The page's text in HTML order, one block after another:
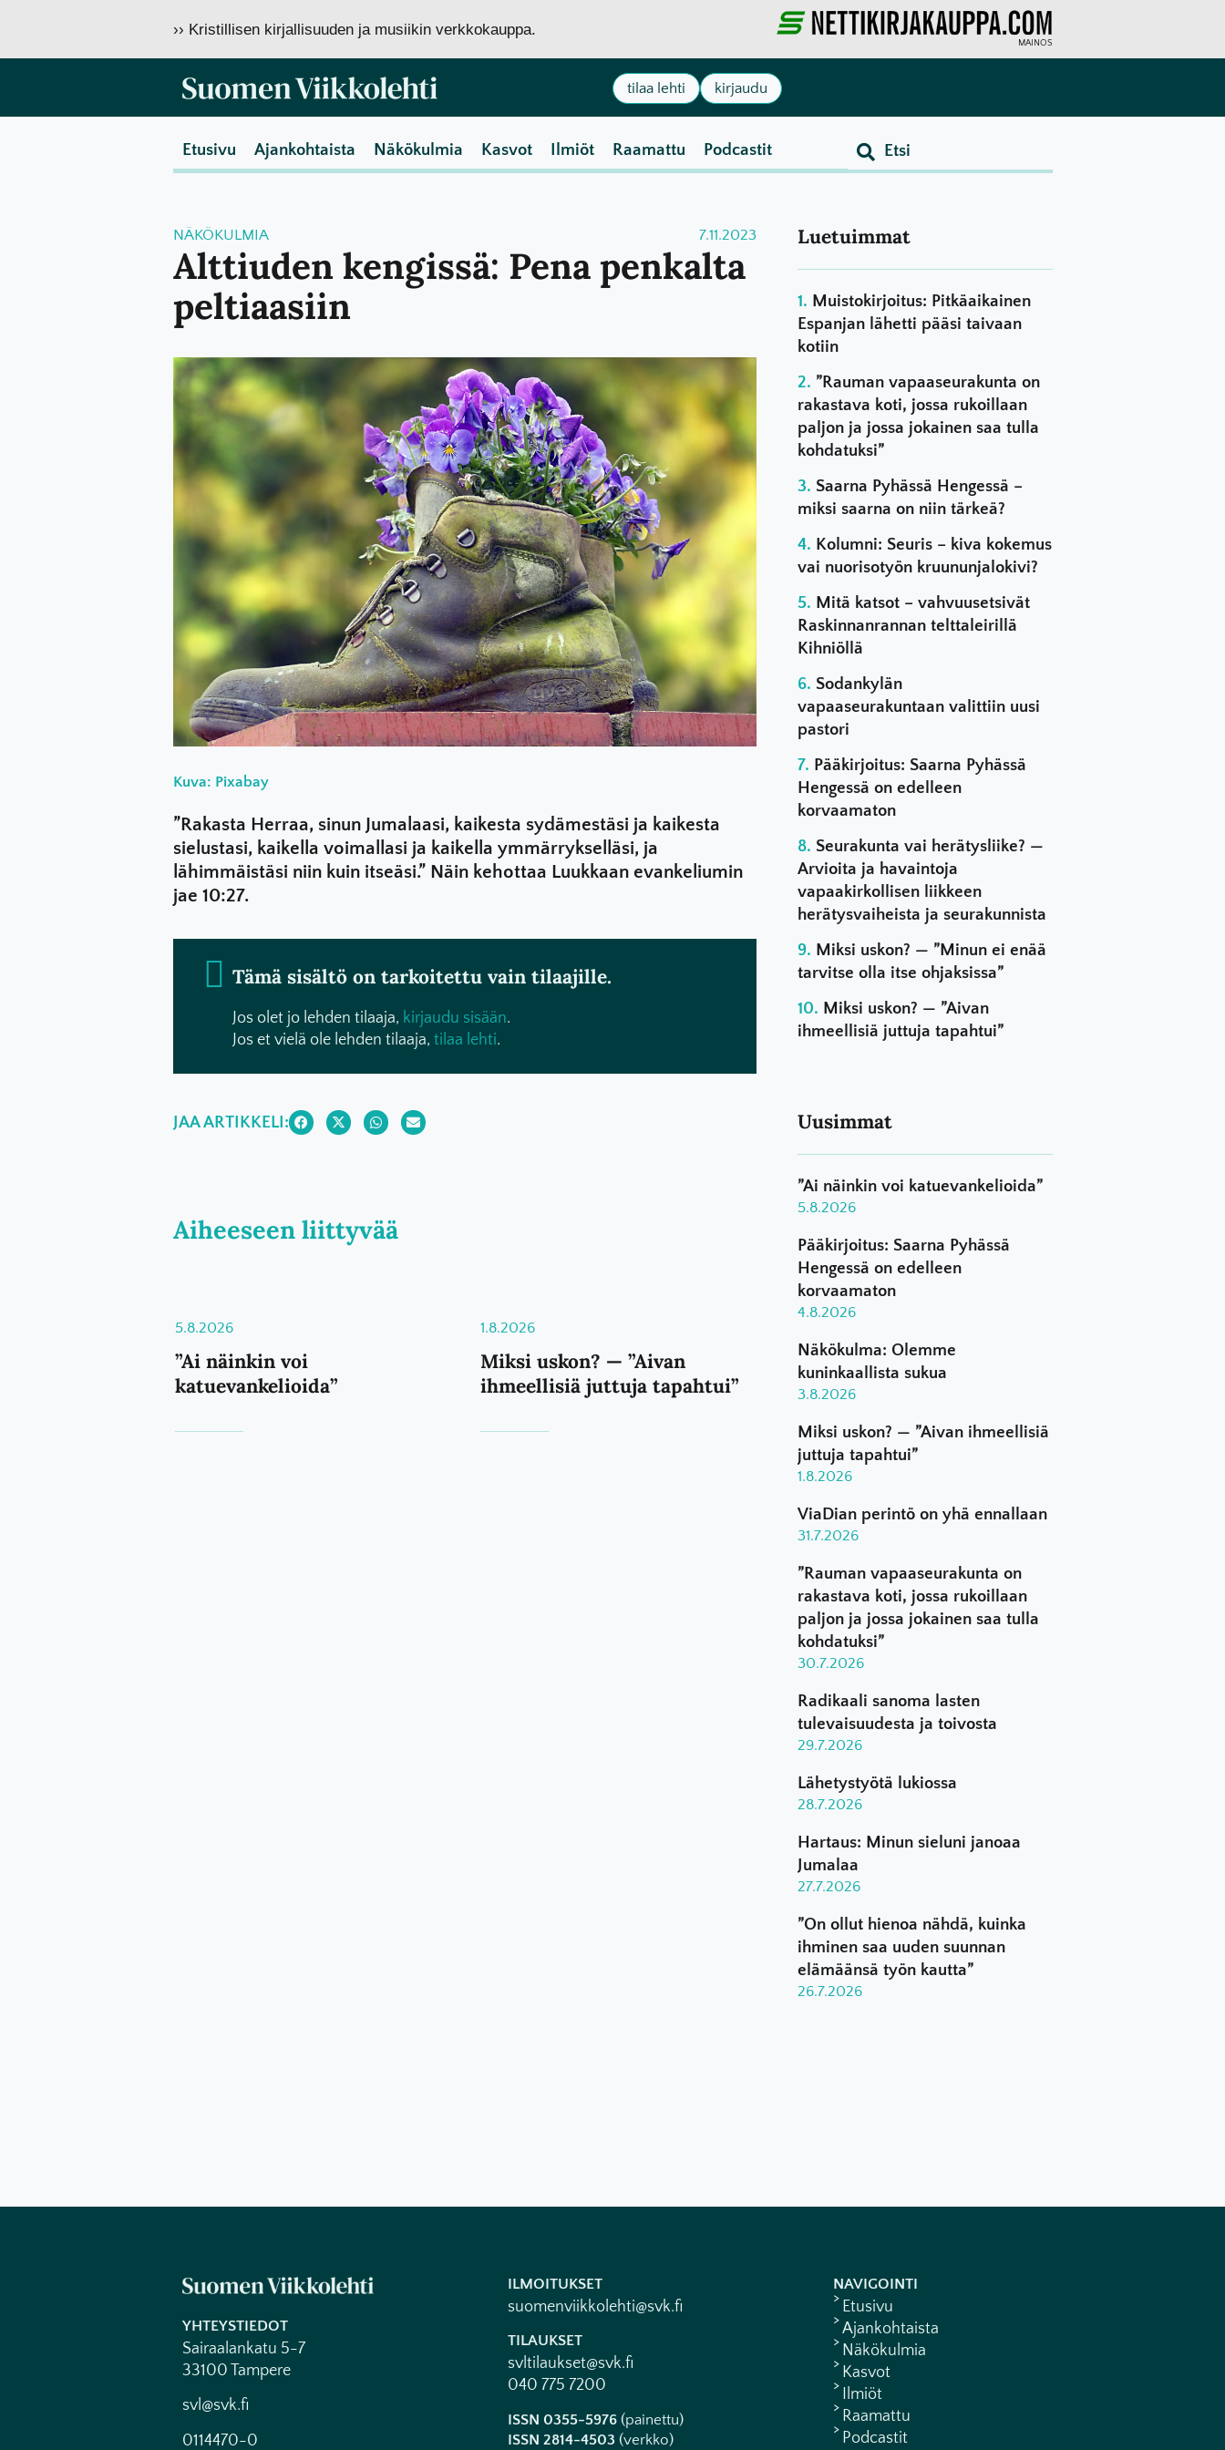
›› Kristillisen kirjallisuuden ja musiikin verkkokauppa.
MAINOS
tilaa lehti kirjaudu
Etusivu Ajankohtaista Näkökulmia Kasvot Ilmiöt Raamattu Podcastit
NÄKÖKULMIA 7.11.2023
Alttiuden kengissä: Pena penkalta
peltiaasiin
Kuva: Pixabay
”Rakasta Herraa, sinun Jumalaasi, kaikesta sydämestäsi ja kaikesta
sielustasi, kaikella voimallasi ja kaikella ymmärrykselläsi, ja
lähimmäistäsi niin kuin itseäsi.” Näin kehottaa Luukkaan evankeliumin
jae 10:27.
Tämä sisältö on tarkoitettu vain tilaajille.
Jos olet jo lehden tilaaja, kirjaudu sisään.
Jos et vielä ole lehden tilaaja, tilaa lehti.
JAA ARTIKKELI:
Aiheeseen liittyvää
5.8.2026
”Ai näinkin voi
katuevankelioida”
1.8.2026
Miksi uskon? — ”Aivan
ihmeellisiä juttuja tapahtui”
Luetuimmat
Muistokirjoitus: Pitkäaikainen
Espanjan lähetti pääsi taivaan
kotiin
”Rauman vapaaseurakunta on
rakastava koti, jossa rukoillaan
paljon ja jossa jokainen saa tulla
kohdatuksi”
Saarna Pyhässä Hengessä –
miksi saarna on niin tärkeä?
Kolumni: Seuris – kiva kokemus
vai nuorisotyön kruununjalokivi?
Mitä katsot – vahvuusetsivät
Raskinnanrannan telttaleirillä
Kihniöllä
Sodankylän
vapaaseurakuntaan valittiin uusi
pastori
Pääkirjoitus: Saarna Pyhässä
Hengessä on edelleen
korvaamaton
Seurakunta vai herätysliike? —
Arvioita ja havaintoja
vapaakirkollisen liikkeen
herätysvaiheista ja seurakunnista
Miksi uskon? — ”Minun ei enää
tarvitse olla itse ohjaksissa”
Miksi uskon? — ”Aivan
ihmeellisiä juttuja tapahtui”
Uusimmat
”Ai näinkin voi katuevankelioida”
5.8.2026
Pääkirjoitus: Saarna Pyhässä
Hengessä on edelleen
korvaamaton
4.8.2026
Näkökulma: Olemme
kuninkaallista sukua
3.8.2026
Miksi uskon? — ”Aivan ihmeellisiä
juttuja tapahtui”
1.8.2026
ViaDian perintö on yhä ennallaan
31.7.2026
”Rauman vapaaseurakunta on
rakastava koti, jossa rukoillaan
paljon ja jossa jokainen saa tulla
kohdatuksi”
30.7.2026
Radikaali sanoma lasten
tulevaisuudesta ja toivosta
29.7.2026
Lähetystyötä lukiossa
28.7.2026
Hartaus: Minun sieluni janoaa
Jumalaa
27.7.2026
”On ollut hienoa nähdä, kuinka
ihminen saa uuden suunnan
elämäänsä työn kautta”
26.7.2026
YHTEYSTIEDOT
Sairaalankatu 5-7
33100 Tampere
svl@svk.fi
0114470-0
ILMOITUKSET
suomenviikkolehti@svk.fi
TILAUKSET
svltilaukset@svk.fi
040 775 7200
ISSN 0355-5976(painettu)
ISSN 2814-4503 (verkko)
NAVIGOINTI
Etusivu
Ajankohtaista
Näkökulmia
Kasvot
Ilmiöt
Raamattu
Podcastit